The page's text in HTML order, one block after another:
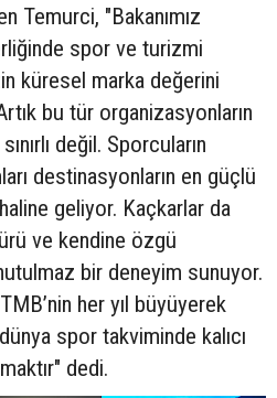
Temurci, "Bakanımız
spor ve turizmi
küresel marka değerini
bu tür organizasyonların
değil. Sporcuların
destinasyonların en güçlü
geliyor. Kaçkarlar da
ve kendine özgü
bir deneyim sunuyor.
her yıl büyüyerek
spor takviminde kalıcı
dedi.